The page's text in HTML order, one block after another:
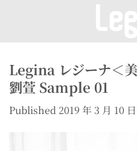
Legina レジーナ＜
劉萱 Sample 01
Published 2019 年 3 月 10 日